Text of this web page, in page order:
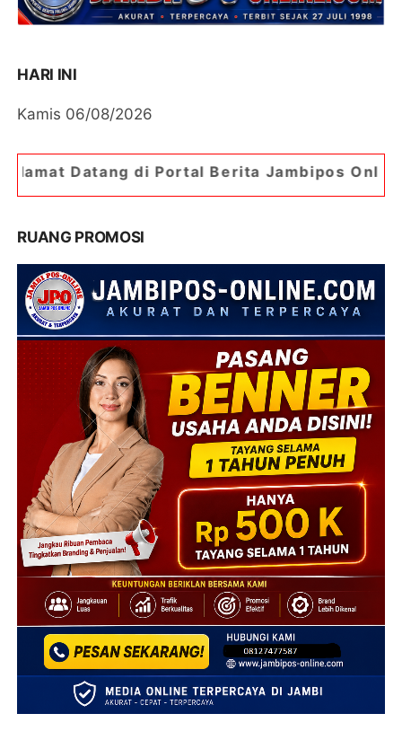
HARI INI
Kamis 06/08/2026
di Portal Berita Jambipos Online. Portal Berita
RUANG PROMOSI